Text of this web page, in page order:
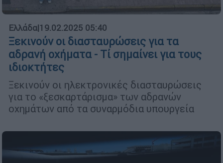
Ελλάδα|19.02.2025 05:40
Ξεκινούν οι διασταυρώσεις για τα
αδρανή οχήματα - Τί σημαίνει για τους
ιδιοκτήτες
Ξεκινούν οι ηλεκτρονικές διασταυρώσεις
για το «ξεσκαρτάρισμα» των αδρανών
οχημάτων από τα συναρμόδια υπουργεία